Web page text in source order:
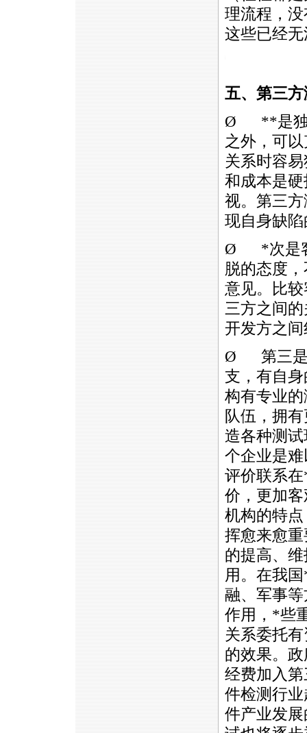
理流程，
这些已经
五、第三
Ø **是
之外，可
关系时容
和成本是
视。第三
现自身缺
Ø *次是
脱的态度
意见。比
三方之间
开发方之
Ø 第三是
支，有自
构有专业
队伍，拥
造各种测
个企业是
评价联系在
价，更加
机构的特
挥愈来愈
的提高、
用。在我国
融、军事
作用， *些
关系委托
的效果。
经费加入
件检测行
件产业发